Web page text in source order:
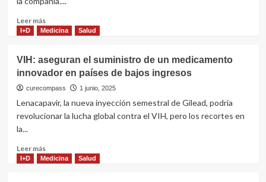
para
fármaco
del
a
países
Leer másLeer
más
es
la
primera
única
opción
del
VIH
I+D Medicina Salud
VIH: aseguran el suministro de un medicamento
innovador en países de bajos ingresos
curecompass 1 junio, 2025
Lenacapavir, la nueva inyección semestral de Gilead, podría
revolucionar la lucha global contra el VIH, pero los recortes en
la...
Leer másLeer
más
I+D Medicina Salud